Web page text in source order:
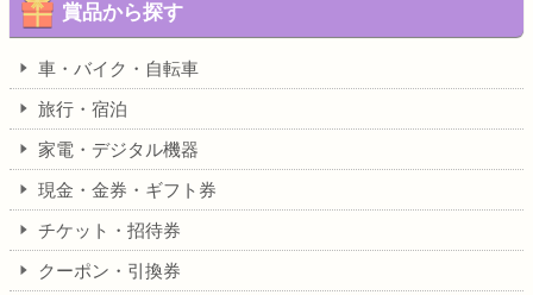
賞品から探す
車・バイク・自転車
旅行・宿泊
家電・デジタル機器
現金・金券・ギフト券
チケット・招待券
クーポン・引換券